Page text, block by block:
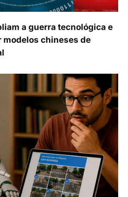
a guerra tecnológica e
modelos chineses de